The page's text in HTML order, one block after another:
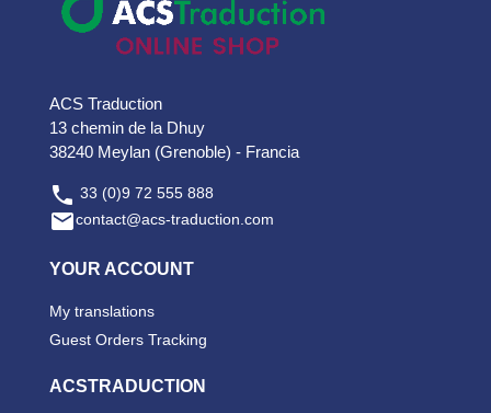
ACS Traduction
13 chemin de la Dhuy
38240 Meylan (Grenoble) - Francia
 33 (0)9 72 555 888
contact@acs-traduction.com
YOUR ACCOUNT
My translations
Guest Orders Tracking
ACSTRADUCTION